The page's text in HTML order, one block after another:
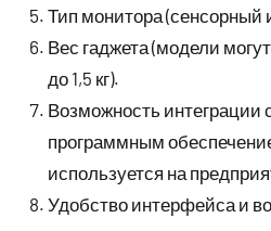
Тип монитора (сенсорный
Вес гаджета (модели
до 1,5 кг).
Возможность интеграции
программным
используется на
Удобство интерфейса и